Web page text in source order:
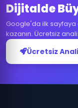
Dijitalde
Google'da ilk sayfaya
kazanın. Ücretsiz
Ücretsiz